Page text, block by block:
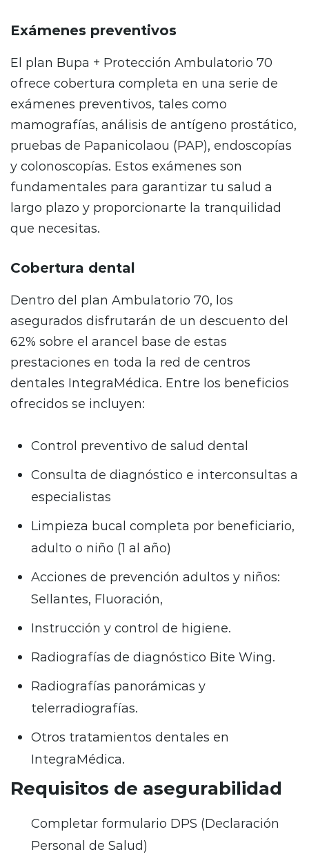
Exámenes preventivos
El plan Bupa + Protección Ambulatorio 70
ofrece cobertura completa en una serie de
exámenes preventivos, tales como
mamografías, análisis de antígeno prostático,
pruebas de Papanicolaou (PAP), endoscopías
y colonoscopías. Estos exámenes son
fundamentales para garantizar tu salud a
largo plazo y proporcionarte la tranquilidad
que necesitas.
Cobertura dental
Dentro del plan Ambulatorio 70, los
asegurados disfrutarán de un descuento del
62% sobre el arancel base de estas
prestaciones en toda la red de centros
dentales IntegraMédica. Entre los beneficios
ofrecidos se incluyen:
Control preventivo de salud dental
Consulta de diagnóstico e interconsultas a
especialistas
Limpieza bucal completa por beneficiario,
adulto o niño (1 al año)
Acciones de prevención adultos y niños:
Sellantes, Fluoración,
Instrucción y control de higiene.
Radiografías de diagnóstico Bite Wing.
Radiografías panorámicas y
telerradiografías.
Otros tratamientos dentales en
IntegraMédica.
Requisitos de asegurabilidad
Completar formulario DPS (Declaración
Personal de Salud)